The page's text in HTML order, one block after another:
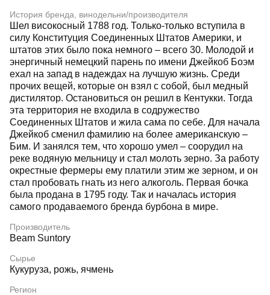
История бренда, винодельни/производителя
Шел високосный 1788 год. Только-только вступила в
силу Конституция Соединенных Штатов Америки, и
штатов этих было пока немного – всего 30. Молодой и
энергичный немецкий парень по имени Джейкоб Боэм
ехал на запад в надеждах на лучшую жизнь. Среди
прочих вещей, которые он взял с собой, был медный
дистилятор. Остановиться он решил в Кентукки. Тогда
эта территория не входила в содружество
Соединенных Штатов и жила сама по себе. Для начала
Джейкоб сменил фамилию на более американскую –
Бим. И занялся тем, что хорошо умел – соорудил на
реке водяную мельницу и стал молоть зерно. За работу
окрестные фермеры ему платили этим же зерном, и он
стал пробовать гнать из него алкоголь. Первая бочка
была продана в 1795 году. Так и началась история
самого продаваемого бренда бурбона в мире.
Производитель
Beam Suntory
Сырье
Кукуруза, рожь, ячмень
Регион